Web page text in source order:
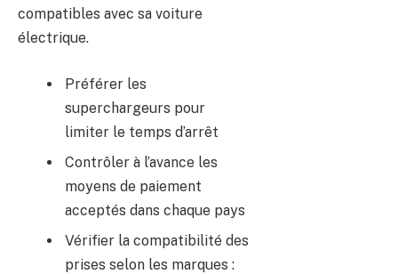
compatibles avec sa voiture
électrique.
Préférer les
superchargeurs pour
limiter le temps d’arrêt
Contrôler à l’avance les
moyens de paiement
acceptés dans chaque pays
Vérifier la compatibilité des
prises selon les marques :